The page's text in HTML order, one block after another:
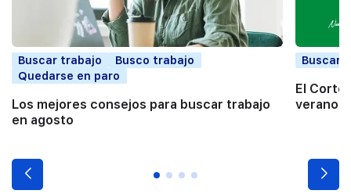
Buscar trabajo
Busco trabajo
Quedarse en paro
Los mejores consejos para buscar trabajo
en agosto
Buscar
El Corte
verano